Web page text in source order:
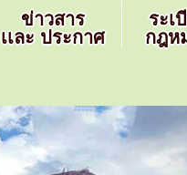
ข่าวสาร
เเละ ประกาศ
ระเ
กฎห